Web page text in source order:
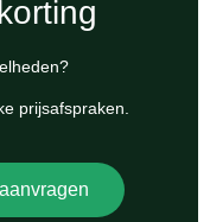
prijsafspraken.